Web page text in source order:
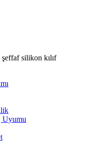
silikon kılıf
Uyumu